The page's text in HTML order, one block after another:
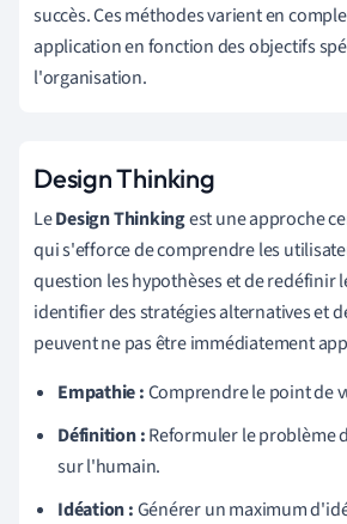
succès. Ces méthodes varient en
application en fonction des objectifs
l'organisation.
Design Thinking
LeDesign Thinkingest une approche
qui s'efforce de comprendre les
question les hypothèses et de redéfinir
identifier des stratégies alternatives et
peuvent ne pas être immédiatement
Empathie :Comprendre le point de
Définition :Reformuler le problème
sur l'humain.
Idéation :Générer un maximum